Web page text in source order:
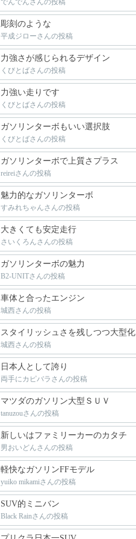
でんでんさんの投稿
彫刻のような
平成ジローさんの投稿
力強さが感じられるデザイン
くびとばさんの投稿
力強い走りです
くびとばさんの投稿
ガソリンターボもいい選択肢
くびとばさんの投稿
ガソリンターボで上質さプラス
reireiさんの投稿
魅力的なガソリンターボ
すみれちゃんさんの投稿
大きくても安定走行
さいくろんさんの投稿
ガソリンターボの魅力
B2-UNITさんの投稿
車体と合ったエンジン
城西さんの投稿
スタイリッシュさを残しつつ大型化
城西さんの投稿
日本人として誇り
両手にカピバラさんの投稿
マツダのガソリン大型ＳＵＶ
tanuzouさんの投稿
新しいはファミリーカーのカタチ
男おいどんさんの投稿
軽快なガソリンFFモデル
yuiko mikamiさんの投稿
SUV的ミニバン
Black Rainさんの投稿